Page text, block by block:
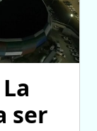
ser